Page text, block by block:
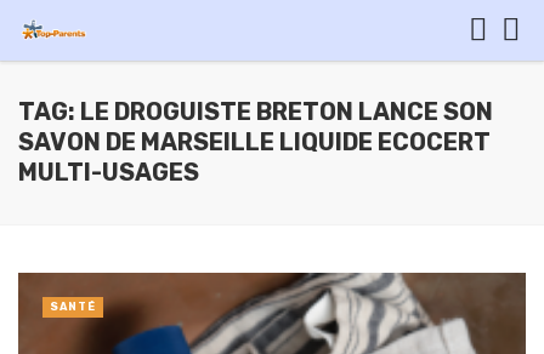
TAG: LE DROGUISTE BRETON LANCE SON
SAVON DE MARSEILLE LIQUIDE ECOCERT
MULTI-USAGES
SANTÉ